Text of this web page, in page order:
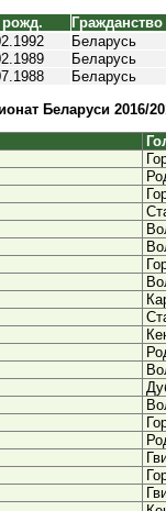
рожд. Гражданство
Беларусь
Беларусь
Беларусь
Беларуси 2016/